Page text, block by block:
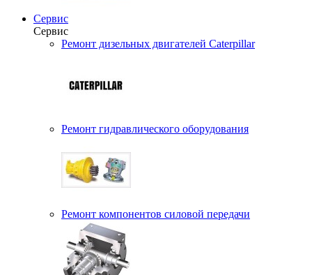
Сервис
Сервис
Ремонт дизельных двигателей Caterpillar
Ремонт гидравлического оборудования
Ремонт компонентов силовой передачи